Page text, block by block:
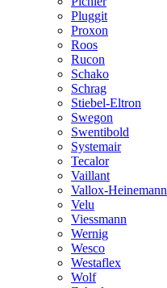
Pluggit
Proxon
Roos
Rucon
Schako
Schrag
Stiebel-Eltron
Swegon
Swentibold
Systemair
Tecalor
Vaillant
Vallox-Heinemann
Velu
Viessmann
Wernig
Wesco
Westaflex
Wolf